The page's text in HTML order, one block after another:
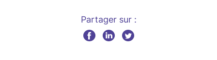
Partager sur :